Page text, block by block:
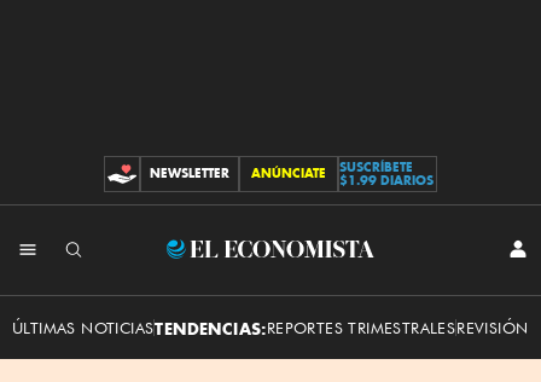
CONTRIBUCIONES
NEWSLETTER ANÚNCIATE
SUSCRÍBETE
$1.99 DIARIOS
El
ÚLTIMAS NOTICIASTENDENCIAS:REPORTES TRIMESTRALESREVISIÓN